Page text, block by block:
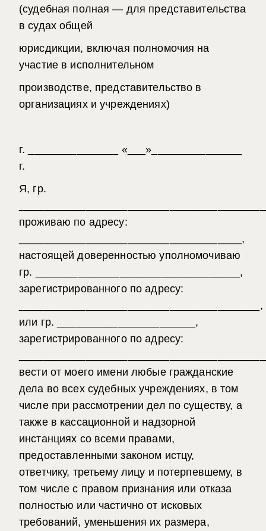
(судебная полная — для представительства
в судах общей
юрисдикции, включая полномочия на
участие в исполнительном
производстве, представительство в
организациях и учреждениях)
г. _______________ «___»_______________
г.
Я, гр.
проживаю по адресу:
_____________________________________,
настоящей доверенностью уполномочиваю
гр. __________________________________,
зарегистрированного по адресу:
________________________________________,
или гр. _______________________,
зарегистрированного по адресу:
вести от моего имени любые гражданские
дела во всех судебных учреждениях, в том
числе при рассмотрении дел по существу, а
также в кассационной и надзорной
инстанциях со всеми правами,
предоставленными законом истцу,
ответчику, третьему лицу и потерпевшему, в
том числе с правом признания или отказа
полностью или частично от исковых
требований, уменьшения их размера,